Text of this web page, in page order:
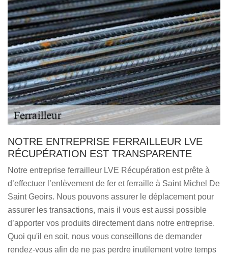
NOTRE ENTREPRISE FERRAILLEUR LVE
RÉCUPÉRATION EST TRANSPARENTE
Notre entreprise ferrailleur LVE Récupération est prête à
d’effectuer l’enlèvement de fer et ferraille à Saint Michel De
Saint Geoirs. Nous pouvons assurer le déplacement pour
assurer les transactions, mais il vous est aussi possible
d’apporter vos produits directement dans notre entreprise.
Quoi qu'il en soit, nous vous conseillons de demander
rendez-vous afin de ne pas perdre inutilement votre temps